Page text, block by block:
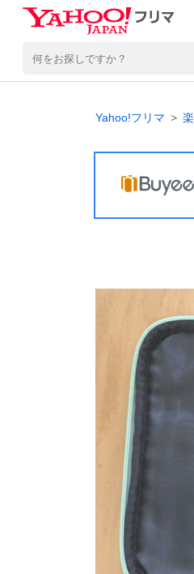
Yahoo!フリマ